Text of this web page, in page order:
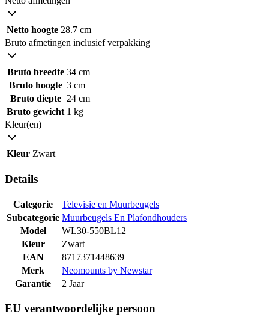
Netto hoogte 28.7 cm
Bruto afmetingen inclusief verpakking
Bruto breedte 34 cm
Bruto hoogte 3 cm
Bruto diepte
24 cm
Bruto gewicht 1 kg
Kleur(en)
Kleur Zwart
Details
Categorie
Televisie en Muurbeugels
Subcategorie Muurbeugels En Plafondhouders
Model
WL30-550BL12
Kleur
Zwart
EAN
8717371448639
Merk
Neomounts by Newstar
Garantie
2 Jaar
EU verantwoordelijke persoon